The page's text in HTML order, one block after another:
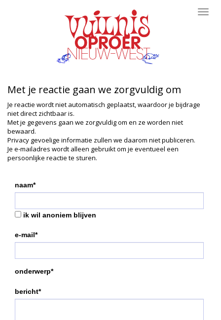
Met je reactie gaan we zorgvuldig om
Je reactie wordt niet automatisch geplaatst, waardoor je bijdrage
niet direct zichtbaar is.
Met je gegevens gaan we zorgvuldig om en ze worden niet
bewaard.
Privacy gevoelige informatie zullen we daarom niet publiceren.
Je e-mailadres wordt alleen gebruikt om je eventueel een
persoonlijke reactie te sturen.
naam*
ik wil anoniem blijven
e-mail*
onderwerp*
bericht*